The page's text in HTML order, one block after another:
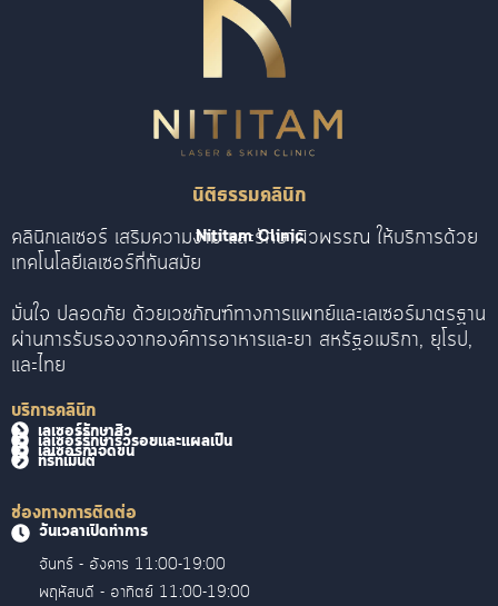
นิติธรรมคลินิก
Nititam Clinic
คลินิกเลเซอร์ เสริมความงาม และรักษาผิวพรรณ ให้บริการด้วย
เทคโนโลยีเลเซอร์ที่ทันสมัย
มั่นใจ ปลอดภัย ด้วยเวชภัณฑ์ทางการแพทย์และเลเซอร์มาตรฐาน
ผ่านการรับรองจากองค์การอาหารและยา สหรัฐอเมริกา, ยุโรป,
และไทย
บริการคลินิก
เลเซอร์รักษาสิว
เลเซอร์รักษาริ้วรอยและแผลเป็น
เลเซอร์กำจัดขน
ทรีทเม้นต์
ช่องทางการติดต่อ
วันเวลาเปิดทำการ
จันทร์ - อังคาร 11:00-19:00
พฤหัสบดี - อาทิตย์ 11:00-19:00